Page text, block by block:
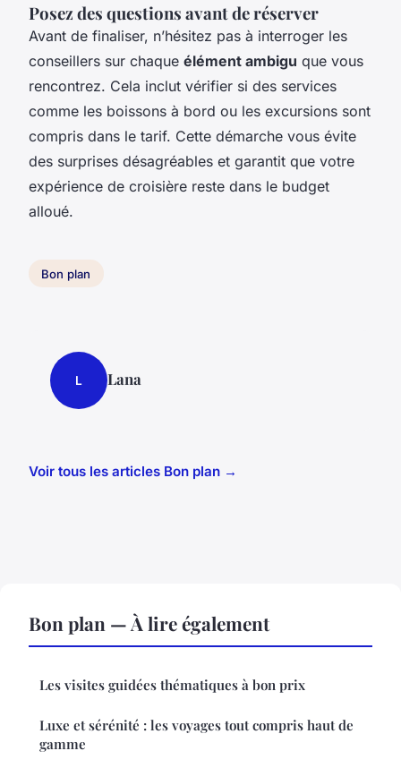
Posez des questions avant de réserver
Avant de finaliser, n’hésitez pas à interroger les
conseillers sur chaque élément ambigu que vous
rencontrez. Cela inclut vérifier si des services
comme les boissons à bord ou les excursions sont
compris dans le tarif. Cette démarche vous évite
des surprises désagréables et garantit que votre
expérience de croisière reste dans le budget
alloué.
Bon plan
L Lana
Voir tous les articles Bon plan →
Bon plan — À lire également
Les visites guidées thématiques à bon prix
Luxe et sérénité : les voyages tout compris haut de
gamme